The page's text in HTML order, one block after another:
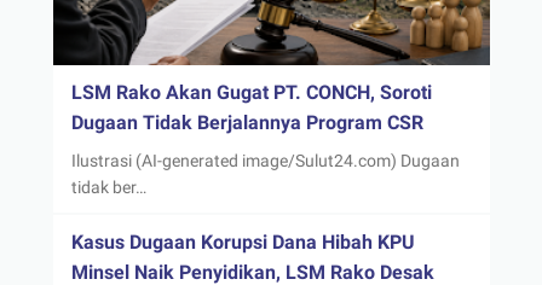
LSM Rako Akan Gugat PT. CONCH, Soroti
Dugaan Tidak Berjalannya Program CSR
Ilustrasi (AI-generated image/Sulut24.com) Dugaan
tidak ber…
Kasus Dugaan Korupsi Dana Hibah KPU
Minsel Naik Penyidikan, LSM Rako Desak